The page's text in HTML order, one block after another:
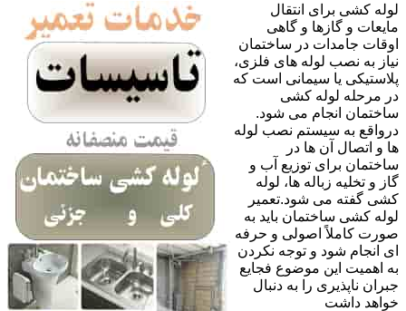
لوله کشی برای انتقال
مایعات و گازها و گاهی
اوقات جامدات در ساختمان
نیاز به نصب لوله های فلزی،
پلاستیکی یا سیمانی است که
در مرحله لوله کشی
ساختمان انجام می شود.
درواقع به سیستم نصب لوله
ها و اتصال آن ها در
ساختمان برای توزیع آب و
گاز و تخلیه زباله ها، لوله
کشی گفته می شود.تعمیر
لوله کشی ساختمان باید به
صورت کاملاً اصولی و حرفه
ای انجام شود و توجه نکردن
به اهمیت این موضوع فجایع
جبران ناپذیری را به دنبال
خواهد داشت